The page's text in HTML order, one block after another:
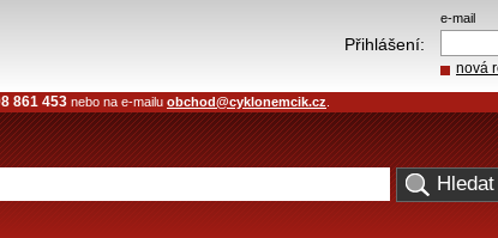
e-mail
Přihlášení:
nová
861 453 nebo na e-mailu obchod@cyklonemcik.cz